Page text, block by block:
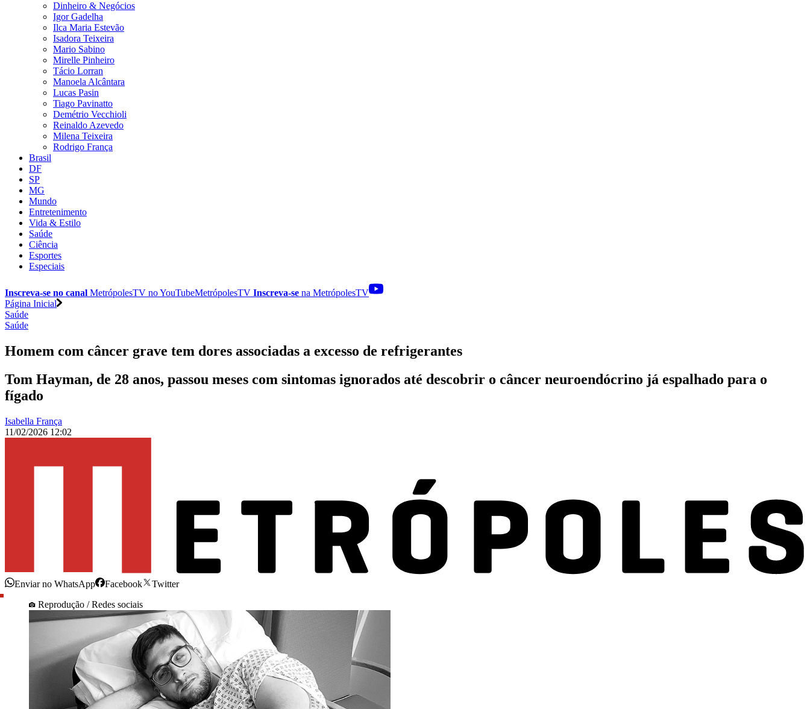
Dinheiro & Negócios
Igor Gadelha
Ilca Maria Estevão
Isadora Teixeira
Mario Sabino
Mirelle Pinheiro
Tácio Lorran
Manoela Alcântara
Lucas Pasin
Tiago Pavinatto
Demétrio Vecchioli
Reinaldo Azevedo
Milena Teixeira
Rodrigo França
Brasil
DF
SP
MG
Mundo
Entretenimento
Vida & Estilo
Saúde
Ciência
Esportes
Especiais
Inscreva-se no canal MetrópolesTV noYouTubeMetrópolesTV Inscreva-se na MetrópolesTV
Página Inicial
Saúde
Saúde
Homem com câncer grave tem dores associadas a excesso de refrigerantes
Tom Hayman, de 28 anos, passou meses com sintomas ignorados até descobrir o câncer neuroendócrino já espalhado para o
fígado
Isabella França
11/02/2026 12:02
Enviar no WhatsApp Facebook
Twitter
Reprodução / Redes sociais